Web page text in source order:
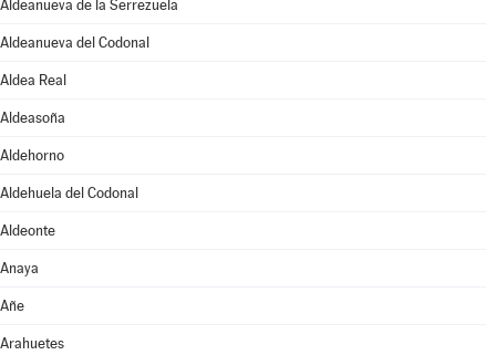
Aldeanueva de la Serrezuela
Aldeanueva del Codonal
Aldea Real
Aldeasoña
Aldehorno
Aldehuela del Codonal
Aldeonte
Anaya
Añe
Arahuetes